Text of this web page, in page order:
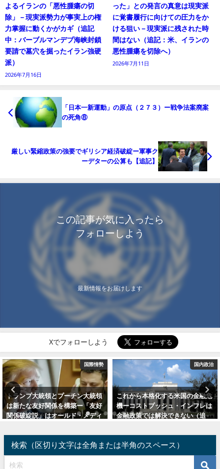
よるイランの「悪性腫瘍の切
除」－現実派勢力が事実上の権
力掌握に動くかがカギ（追記
中：バーブルマンデブ海峡封鎖
要請で墓穴を掘ったイラン強硬
派）
2026年7月16日
った」との発言の真意は現実派
に覚書履行に向けての圧力をか
ける狙い－現実派に残された時
間はない（追記：米、イランの
悪性腫瘍を切除へ）
2026年7月11日
「日本一新運動」の原点（２７３）ー戦争法案廃案
の死角⑧
厳しい緊縮政策の強要でギリシア経済破綻ー軍事ク
ーデターの公算も【追記】
この記事が気に入ったら
フォローしよう
最新情報をお届けします
Xでフォローしよう
国内政治
これから本格化する米国の金融危
機ーコストプッシュ・インフレは
金融政策では解決できない（追
破か）
2023年5月7日
国内政治
ロシアとウクライナの早期停戦交
渉は「ミンスク合意Ⅱ」を基礎に
ー米中首脳会談の意味と世界恐慌
検索（区切り文字は全角または半角のスペース）